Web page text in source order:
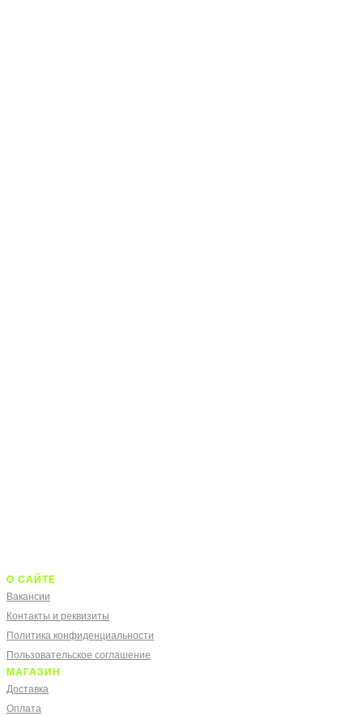
О САЙТЕ
Вакансии
Контакты и реквизиты
Политика конфиденциальности
Пользовательское соглашение
МАГАЗИН
Доставка
Оплата